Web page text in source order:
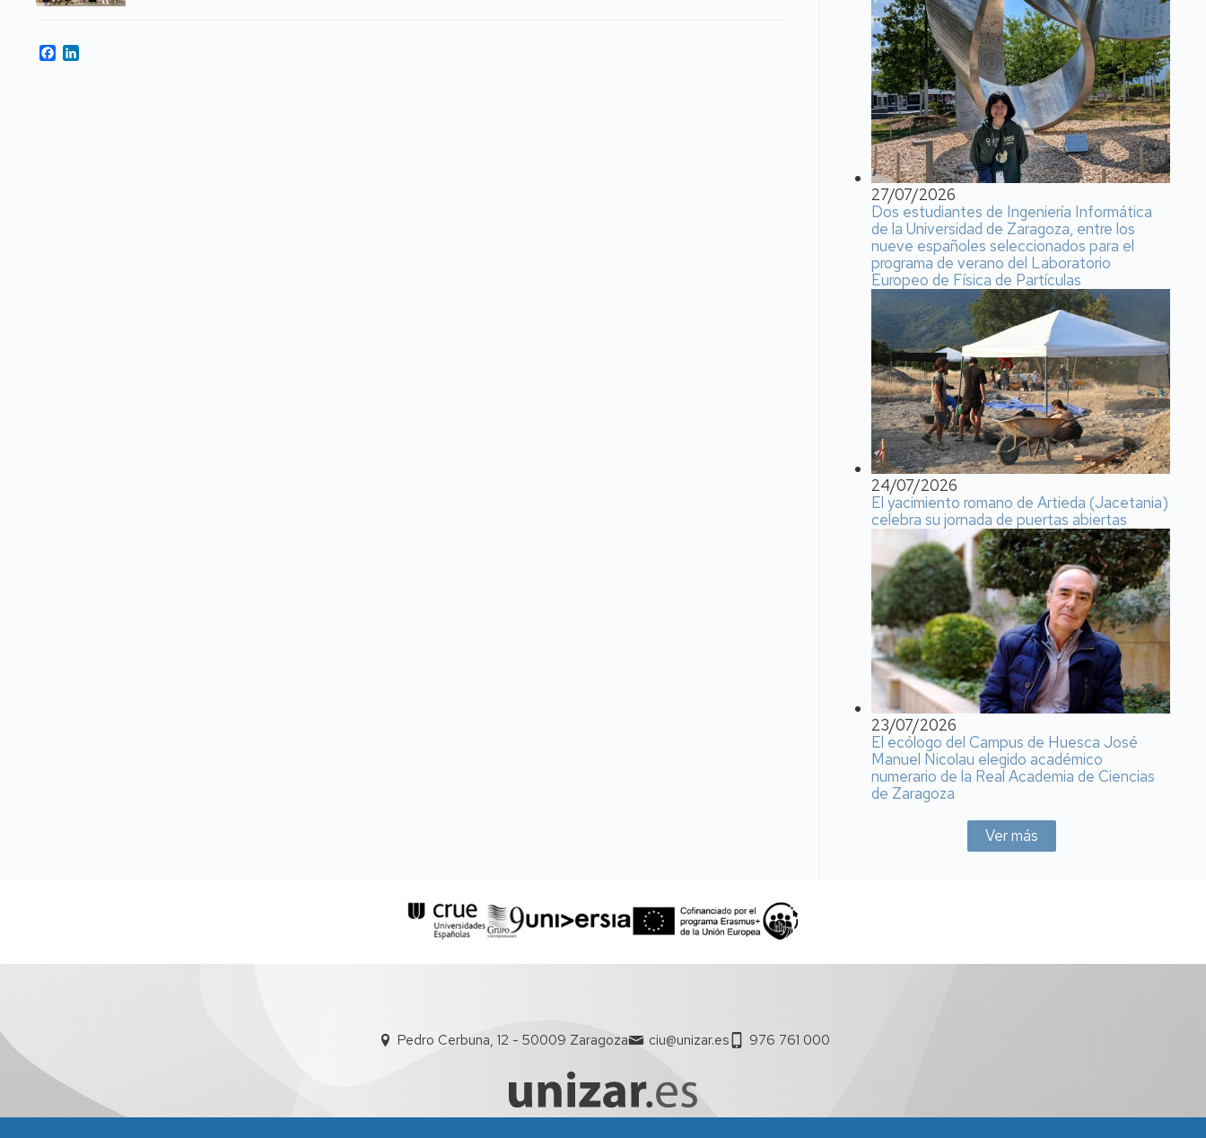
Facebook
27/07/2026
Dos estudiantes de Ingeniería Informática
de la Universidad de Zaragoza, entre los
nueve españoles seleccionados para el
programa de verano del Laboratorio
Europeo de Física de Partículas
24/07/2026
El yacimiento romano de Artieda (Jacetania)
celebra su jornada de puertas abiertas
23/07/2026
El ecólogo del Campus de Huesca José
Manuel Nicolau elegido académico
numerario de la Real Academia de Ciencias
de Zaragoza
Ver más
Pedro Cerbuna, 12 - 50009 Zaragoza ciu@unizar.es 976 761 000